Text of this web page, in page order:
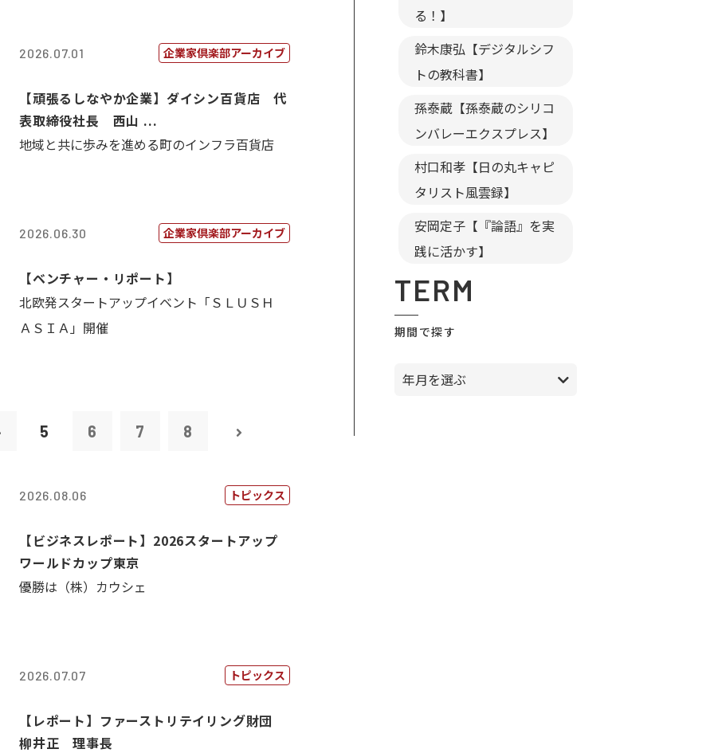
2026.07.01 企業家倶楽部アーカイブ
【頑張るしなやか企業】ダイシン百貨店 代
表取締役社長 西山 ...
地域と共に歩みを進める町のインフラ百貨店
2026.06.30 企業家倶楽部アーカイブ
【ベンチャー・リポート】
北欧発スタートアップイベント「ＳＬＵＳＨ
ＡＳＩＡ」開催
5 6 7 8
2026.08.06 トピックス
【ビジネスレポート】2026スタートアップ
ワールドカップ東京
優勝は（株）カウシェ
2026.07.07 トピックス
【レポート】ファーストリテイリング財団
柳井正 理事長
る！】
鈴木康弘【デジタルシフ
トの教科書】
孫泰蔵【孫泰蔵のシリコ
ンバレーエクスプレス】
村口和孝【日の丸キャピ
タリスト風雲録】
安岡定子【『論語』を実
践に活かす】
TERM
期間で探す
年月を選ぶ